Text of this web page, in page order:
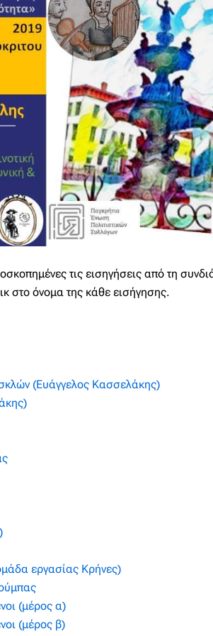
τις εισηγήσεις από τη
στο όνομα της κάθε εισήγησης.
(Ευάγγελος Κασσελάκης)
εργασίας Κρήνες)
(μέρος α)
(μέρος β)